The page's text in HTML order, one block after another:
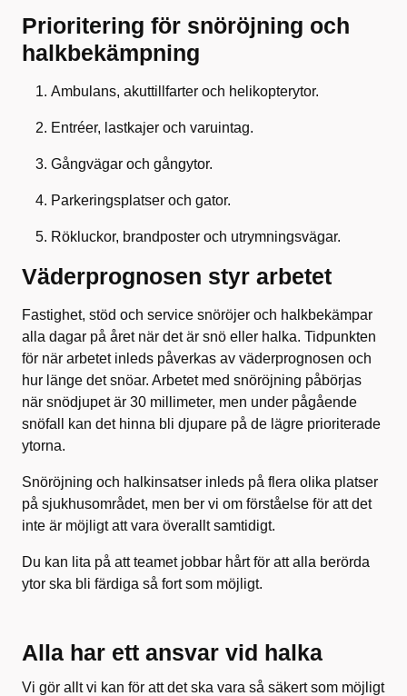
Prioritering för snöröjning och
halkbekämpning
Ambulans, akuttillfarter och helikopterytor.
Entréer, lastkajer och varuintag.
Gångvägar och gångytor.
Parkeringsplatser och gator.
Rökluckor, brandposter och utrymningsvägar.
Väderprognosen styr arbetet
Fastighet, stöd och service snöröjer och halkbekämpar
alla dagar på året när det är snö eller halka. Tidpunkten
för när arbetet inleds påverkas av väderprognosen och
hur länge det snöar. Arbetet med snöröjning påbörjas
när snödjupet är 30 milli­meter, men under pågående
snöfall kan det hinna bli djupare på de lägre prioriterade
ytorna.
Snöröjning och halkinsatser inleds på flera olika platser
på sjukhusområdet, men ber vi om förståelse för att det
inte är möjligt att vara överallt samtidigt.
Du kan lita på att teamet jobbar hårt för att alla berörda
ytor ska bli färdiga så fort som möjligt.
Alla har ett ansvar vid halka
Vi gör allt vi kan för att det ska vara så säkert som möjligt